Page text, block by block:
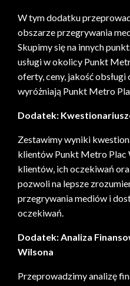
W tym dodatku
obszarze przegrywania
Skupimy się na innych
usługi w okolicy Punkt
oferty, ceny, jakość
wyróżniają Punkt Metro
Dodatek:
Zestawimy wyniki
klientów Punkt Metro Plac
klientów, ich oczekiwań
pozwoli na lepsze
przegrywania mediów i
oczekiwań.
Dodatek: Analiza
Wilsona
Przeprowadzimy analizę